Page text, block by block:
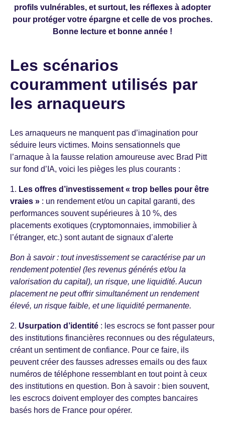
profils vulnérables, et surtout, les réflexes à adopter
pour protéger votre épargne et celle de vos proches.
Bonne lecture et bonne année !
Les scénarios
couramment utilisés par
les arnaqueurs
Les arnaqueurs ne manquent pas d’imagination pour
séduire leurs victimes. Moins sensationnels que
l’arnaque à la fausse relation amoureuse avec Brad Pitt
sur fond d’IA, voici les pièges les plus courants :
1. Les offres d’investissement « trop belles pour être
vraies » : un rendement et/ou un capital garanti, des
performances souvent supérieures à 10 %, des
placements exotiques (cryptomonnaies, immobilier à
l’étranger, etc.) sont autant de signaux d’alerte
Bon à savoir : tout investissement se caractérise par un
rendement potentiel (les revenus générés et/ou la
valorisation du capital), un risque, une liquidité. Aucun
placement ne peut offrir simultanément un rendement
élevé, un risque faible, et une liquidité permanente.
2. Usurpation d’identité : les escrocs se font passer pour
des institutions financières reconnues ou des régulateurs,
créant un sentiment de confiance. Pour ce faire, ils
peuvent créer des fausses adresses emails ou des faux
numéros de téléphone ressemblant en tout point à ceux
des institutions en question. Bon à savoir : bien souvent,
les escrocs doivent employer des comptes bancaires
basés hors de France pour opérer.